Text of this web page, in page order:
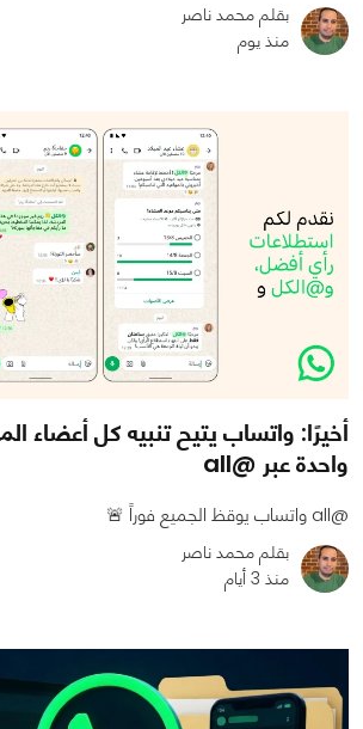
0
بقلم محمد ناصر
منذ يوم
أخيرًا: واتساب يتيح تنبيه كل أعضاء
واحدة عبر @all
@all واتساب يوقظ الجميع فوراً 🚨
بقلم محمد ناصر
منذ 3 أيام